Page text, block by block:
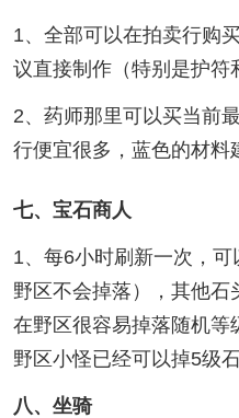
1、全部可以在拍卖行购
议直接制作（特别是护符
2、药师那里可以买当前
行便宜很多，蓝色的材料
七、宝石商人
1、每6小时刷新一次，
野区不会掉落），其他石
在野区很容易掉落随机等
野区小怪已经可以掉5级
八、坐骑